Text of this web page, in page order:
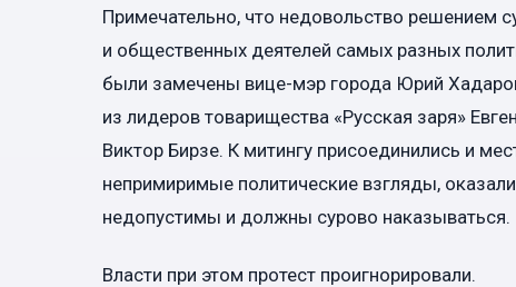
Примечательно, что недовольство решением
и общественных деятелей самых разных
были замечены вице-мэр города Юрий
из лидеров товарищества «Русская заря»
Виктор Бирзе. К митингу присоединились и
непримиримые политические взгляды,
недопустимы и должны сурово наказываться.
Власти при этом протест проигнорировали.